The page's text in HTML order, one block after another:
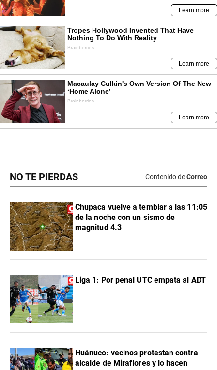
NO TE PIERDAS Contenido deCorreo
Chupaca vuelve a temblar a las 11:05
de la noche con un sismo de
magnitud 4.3
Liga 1: Por penal UTC empata al ADT
Huánuco: vecinos protestan contra
alcalde de Miraflores y lo hacen